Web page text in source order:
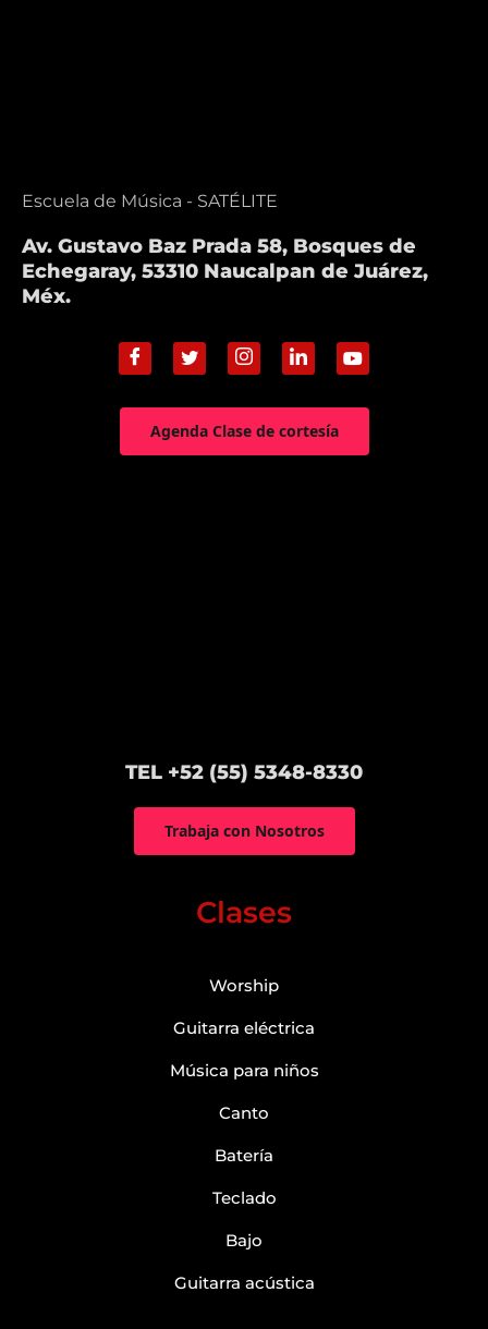
Escuela de Música - SATÉLITE
Av. Gustavo Baz Prada 58, Bosques de
Echegaray, 53310 Naucalpan de Juárez,
Méx.
Agenda Clase de cortesía
TEL +52 (55) 5348-8330
Trabaja con Nosotros
Clases
Worship
Guitarra eléctrica
Música para niños
Canto
Batería
Teclado
Bajo
Guitarra acústica